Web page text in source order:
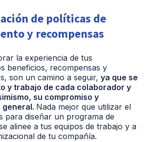
de políticas de
y recompensas
la experiencia de tus
beneficios, recompensas y
son un camino a seguir,ya que se
y trabajo de cada colaborador y
su compromiso y
general. Nada mejor que utilizar el
para diseñar un programa de
alinee a tus equipos de trabajo y a
de tu compañía.